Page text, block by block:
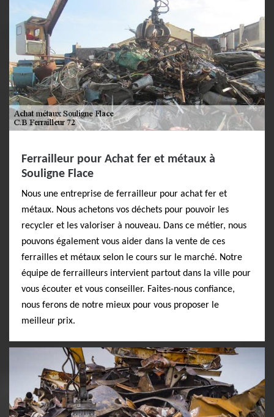
Ferrailleur pour Achat fer et métaux à
Souligne Flace
Nous une entreprise de ferrailleur pour achat fer et
métaux. Nous achetons vos déchets pour pouvoir les
recycler et les valoriser à nouveau. Dans ce métier, nous
pouvons également vous aider dans la vente de ces
ferrailles et métaux selon le cours sur le marché. Notre
équipe de ferrailleurs intervient partout dans la ville pour
vous écouter et vous conseiller. Faites-nous confiance,
nous ferons de notre mieux pour vous proposer le
meilleur prix.